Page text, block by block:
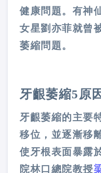
健康問題。有神
女星劉亦菲就曾
萎縮問題。
牙齦萎縮5原
牙齦萎縮的主要
移位，並逐漸移
使牙根表面暴露
院林口總院教授